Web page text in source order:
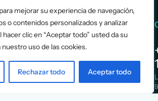
mejorar su experiencia de navegación,
o contenidos personalizados y analizar
clic en “Aceptar todo” usted da su
uso de las cookies.
Rechazar todo Aceptar todo
Services
Assessment
Positioning
Info
Cases